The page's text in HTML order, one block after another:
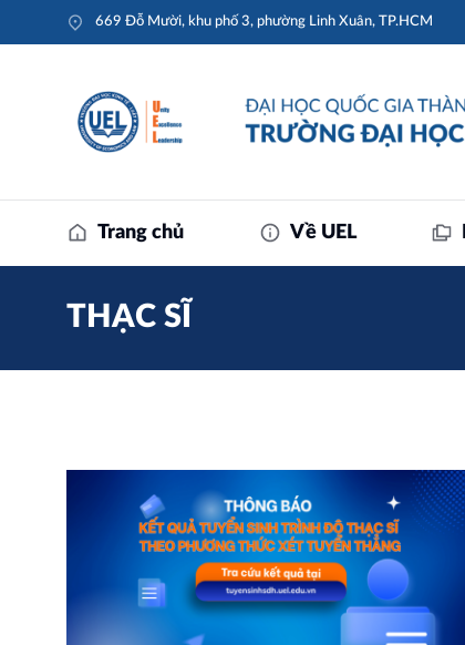
669 Đỗ Mười, khu phố 3, phường Linh Xuân, TP.HCM
Trang chủ Về UEL
THẠC SĨ